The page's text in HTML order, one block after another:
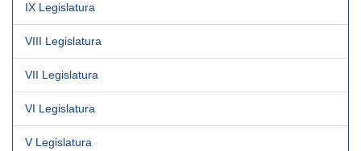
IX Legislatura
VIII Legislatura
VII Legislatura
VI Legislatura
V Legislatura